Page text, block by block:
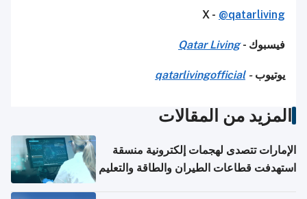
X - @qatarliving
فيسبوك -Qatar Living
يوتيوب-
qatarlivingofficial
المزيد من المقالات
الإمارات تتصدى لهجمات إلكترونية منسقة
استهدفت قطاعات الطيران والطاقة والتعليم